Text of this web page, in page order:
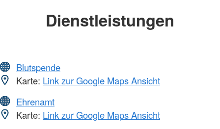
Dienstleistungen
Blutspende
Karte: Link zur Google Maps Ansicht
Ehrenamt
Karte: Link zur Google Maps Ansicht